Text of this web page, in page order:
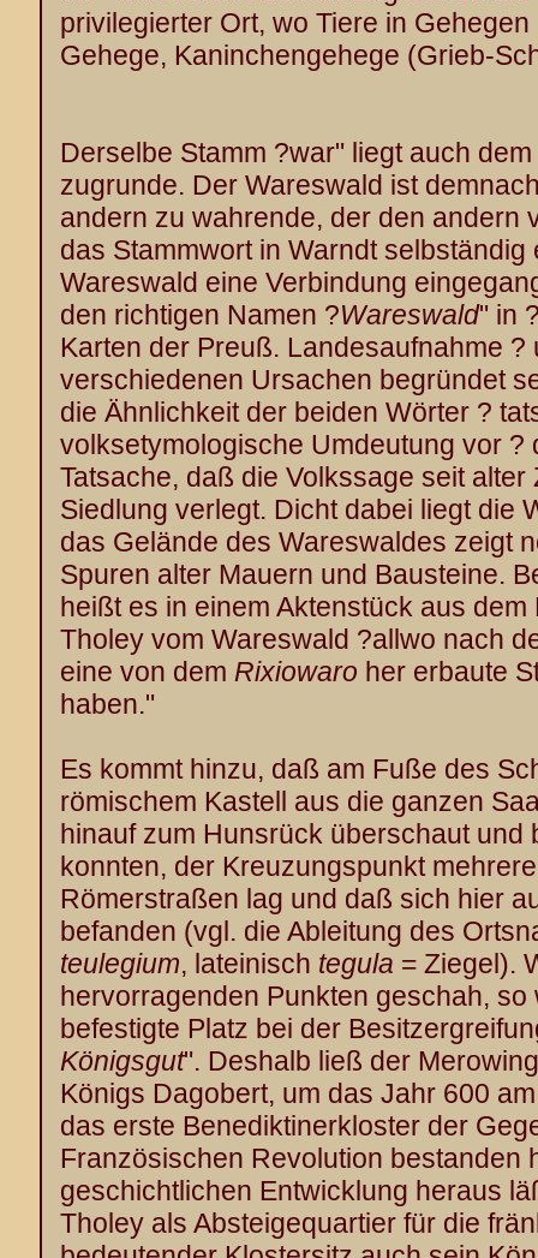
privilegierter Ort, wo Tiere in
Gehege, Kaninchengehege (Grieb-
Derselbe Stamm ?war" liegt auch
zugrunde. Der Wareswald ist
andern zu wahrende, der den andern
das Stammwort in Warndt selbständig
Wareswald eine Verbindung
den richtigen Namen ?Wareswald" in
Karten der Preuß. Landesaufnahme
verschiedenen Ursachen begründet
die Ähnlichkeit der beiden Wörter ?
volksetymologische Umdeutung vor ?
Tatsache, daß die Volkssage seit
Siedlung verlegt. Dicht dabei liegt die
das Gelände des Wareswaldes zeigt
Spuren alter Mauern und Bausteine.
heißt es in einem Aktenstück aus
Tholey vom Wareswald ?allwo nach
eine von dem Rixiowaro her erbaute
haben."
Es kommt hinzu, daß am Fuße des
römischem Kastell aus die ganzen
hinauf zum Hunsrück überschaut und
konnten, der Kreuzungspunkt
Römerstraßen lag und daß sich hier
befanden (vgl. die Ableitung des
teulegium, lateinisch tegula = Ziegel).
hervorragenden Punkten geschah,
befestigte Platz bei der
Königsgut". Deshalb ließ der
Königs Dagobert, um das Jahr 600
das erste Benediktinerkloster der
Französischen Revolution bestanden
geschichtlichen Entwicklung heraus
Tholey als Absteigequartier für die